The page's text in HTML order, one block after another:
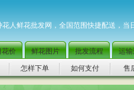
人鲜花批发网，全国范围快捷配送，当日
花价 鲜花图片 批发流程 运输
怎样下单 如何支付 售